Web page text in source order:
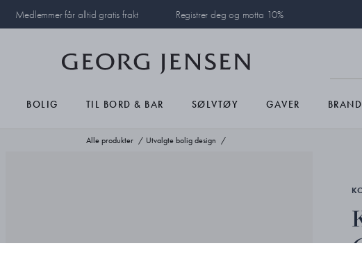
Medlemmer får alltid gratis frakt Registrer deg og motta 10%
BOLIG TIL BORD & BAR SØLVTØY GAVER BRAND
Alle produkter Utvalgte bolig design